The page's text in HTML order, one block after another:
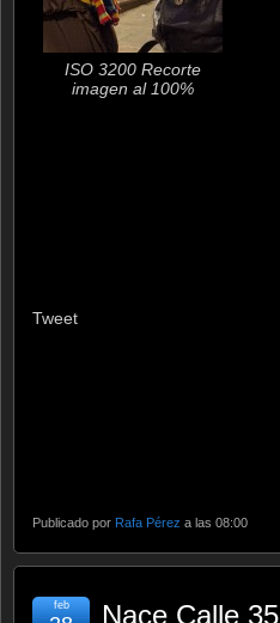
ISO 3200 Recorte
imagen al 100%
Tweet
Publicado por Rafa Pérez a las 08:00
Nace Calle 35
feb